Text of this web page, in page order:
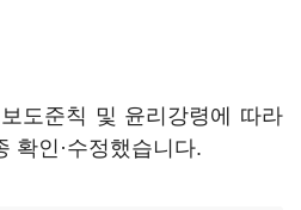
도준칙 및 윤리강령에 따라
확인·수정했습니다.